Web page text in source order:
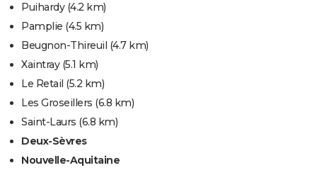
Puihardy(4.2 km)
Pamplie (4.5 km)
Beugnon-Thireuil (4.7 km)
Xaintray(5.1 km)
Le Retail (5.2 km)
Les Groseillers (6.8 km)
Saint-Laurs (6.8 km)
Deux-Sèvres
Nouvelle-Aquitaine